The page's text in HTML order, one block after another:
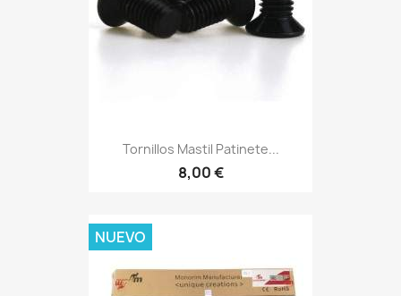
Tornillos Mastil Patinete...
8,00 €
NUEVO